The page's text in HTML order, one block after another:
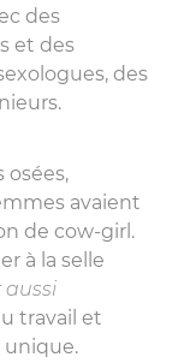
des
et des
des
osées,
avaient
de cow-girl.
à la selle
aussi
travail et
unique.